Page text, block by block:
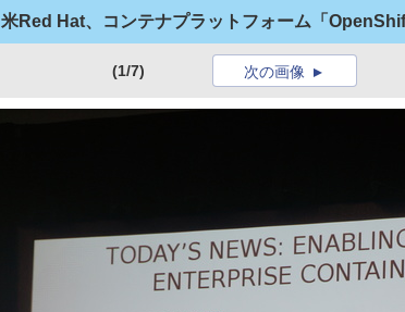
米Red Hat、コンテナプラットフォーム「
(1/7) 次の画像